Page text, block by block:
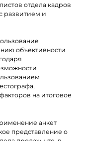
отдела кадров
развитием и
объективности
на итоговое
анкет
представление о